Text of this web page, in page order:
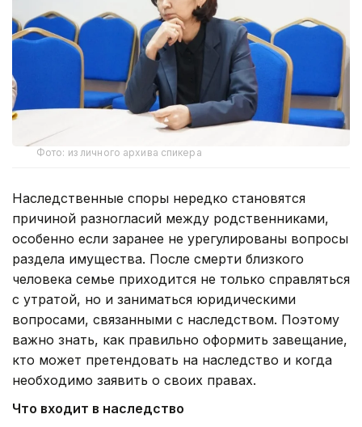
Фото: из личного архива спикера
Наследственные споры нередко становятся
причиной разногласий между родственниками,
особенно если заранее не урегулированы вопросы
раздела имущества. После смерти близкого
человека семье приходится не только справляться
с утратой, но и заниматься юридическими
вопросами, связанными с наследством. Поэтому
важно знать, как правильно оформить завещание,
кто может претендовать на наследство и когда
необходимо заявить о своих правах.
Что входит в наследство